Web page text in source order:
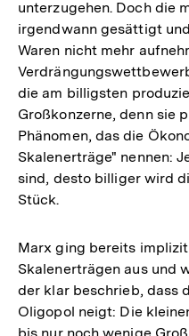
unterzugehen. Doch die
irgendwann gesättigt
Waren nicht mehr
die am billigsten
Großkonzerne, denn sie
Phänomen, das die
Skalenerträge" nennen:
sind, desto billiger wird
Stück.
Marx ging bereits
Skalenerträgen aus und
der klar beschrieb, dass
Oligopol neigt: Die
bis nur noch wenige